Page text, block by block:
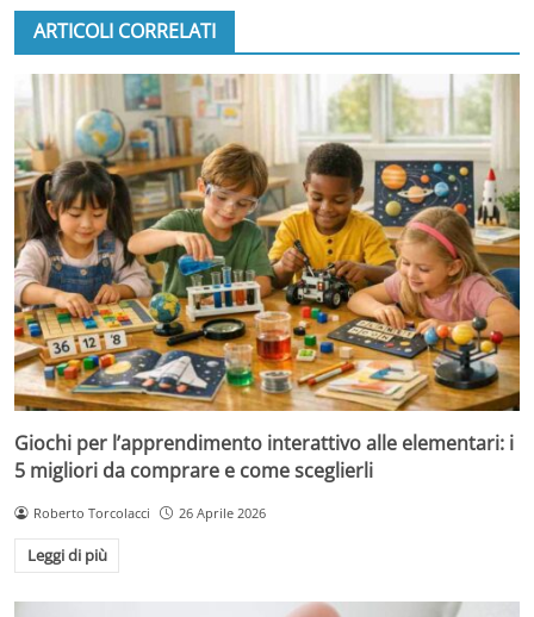
ARTICOLI CORRELATI
Giochi per l’apprendimento interattivo alle elementari: i
5 migliori da comprare e come sceglierli
Roberto Torcolacci 26 Aprile 2026
Leggi di più